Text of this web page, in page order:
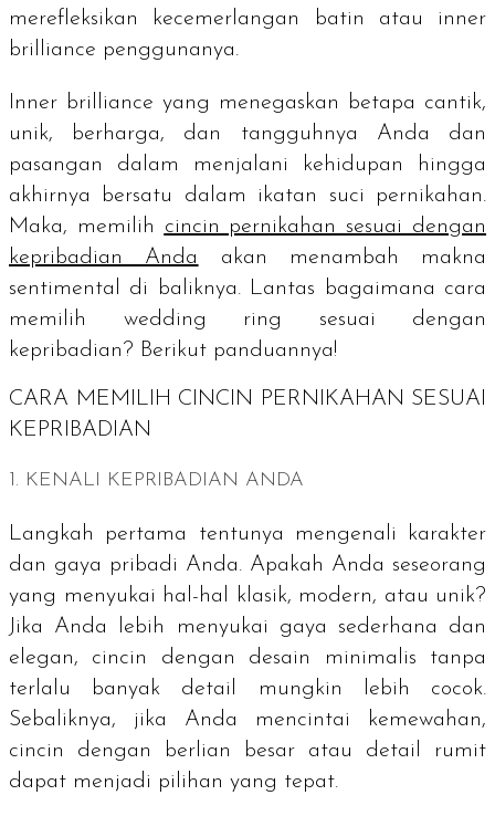
merefleksikan kecemerlangan batin atau inner
brilliance penggunanya.
Inner brilliance yang menegaskan betapa cantik,
unik, berharga, dan tangguhnya Anda dan
pasangan dalam menjalani kehidupan hingga
akhirnya bersatu dalam ikatan suci pernikahan.
Maka, memilih cincin pernikahan sesuai dengan
kepribadian Anda
akan menambah makna
sentimental di baliknya. Lantas bagaimana cara
memilih wedding ring sesuai dengan
kepribadian? Berikut panduannya!
CARA MEMILIH CINCIN PERNIKAHAN SESUAI
KEPRIBADIAN
1. KENALI KEPRIBADIAN ANDA
Langkah pertama tentunya mengenali karakter
dan gaya pribadi Anda. Apakah Anda seseorang
yang menyukai hal-hal klasik, modern, atau unik?
Jika Anda lebih menyukai gaya sederhana dan
elegan, cincin dengan desain minimalis tanpa
terlalu banyak detail mungkin lebih cocok.
Sebaliknya, jika Anda mencintai kemewahan,
cincin dengan berlian besar atau detail rumit
dapat menjadi pilihan yang tepat.